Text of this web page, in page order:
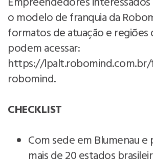
o modelo de franquia da
formatos de atuação e regiões
podem acessar:
https://lpalt.robomind.com.br/
robomind.
CHECKLIST
Com sede em Blumenau e